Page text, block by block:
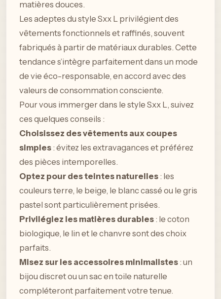
matières douces.
Les adeptes du style Sxx L privilégient des
vêtements fonctionnels et raffinés, souvent
fabriqués à partir de matériaux durables. Cette
tendance s’intègre parfaitement dans un mode
de vie éco-responsable, en accord avec des
valeurs de consommation consciente.
Pour vous immerger dans le style Sxx L, suivez
ces quelques conseils :
Choisissez des vêtements aux coupes
simples : évitez les extravagances et préférez
des pièces intemporelles.
Optez pour des teintes naturelles : les
couleurs terre, le beige, le blanc cassé ou le gris
pastel sont particulièrement prisées.
Privilégiez les matières durables : le coton
biologique, le lin et le chanvre sont des choix
parfaits.
Misez sur les accessoires minimalistes : un
bijou discret ou un sac en toile naturelle
compléteront parfaitement votre tenue.